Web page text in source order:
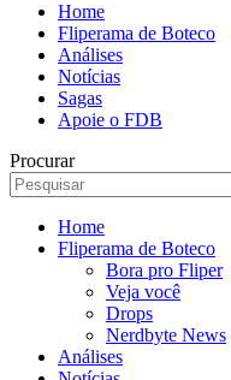
Home
Fliperama de Boteco
Análises
Notícias
Sagas
Apoie o FDB
Procurar
Home
Fliperama de Boteco
Bora pro Fliper
Veja você
Drops
Nerdbyte News
Análises